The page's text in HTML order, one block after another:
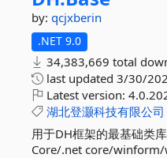
by: qcjxberin
.NET 9.0
34,383,669 total
last updated 3/30/
Latest version:
湖北登灏科技有限公司
用于DH框架的最基础类
Core/.net core/